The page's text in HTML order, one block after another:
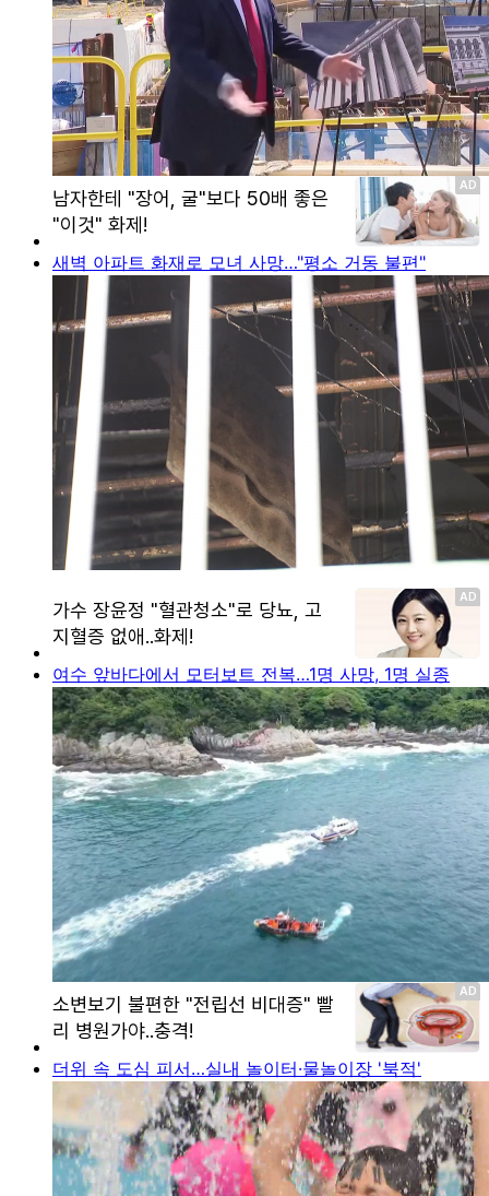
새벽 아파트 화재로 모녀 사망…"평소 거동 불편"
여수 앞바다에서 모터보트 전복…1명 사망, 1명 실종
더위 속 도심 피서…실내 놀이터·물놀이장 '북적'